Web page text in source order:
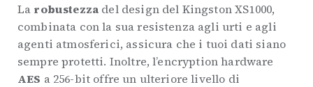
La robustezza del design del Kingston XS1000,
combinata con la sua resistenza agli urti e agli
agenti atmosferici, assicura che i tuoi dati siano
sempre protetti. Inoltre, l’encryption hardware
AES a 256-bit offre un ulteriore livello di